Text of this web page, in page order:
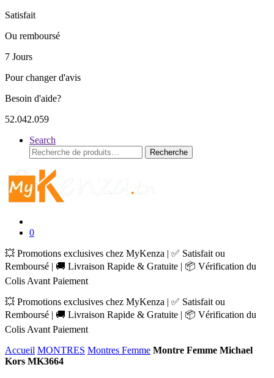
Satisfait
Ou remboursé
7 Jours
Pour changer d'avis
Besoin d'aide?
52.042.059
Search
Recherche
pour :
Recherche
0
💥 Promotions exclusives chez MyKenza | ✅ Satisfait ou
Remboursé | 🚚 Livraison Rapide & Gratuite | 📦 Vérification du
Colis Avant Paiement
💥 Promotions exclusives chez MyKenza | ✅ Satisfait ou
Remboursé | 🚚 Livraison Rapide & Gratuite | 📦 Vérification du
Colis Avant Paiement
Accueil MONTRES Montres Femme Montre Femme Michael
Kors MK3664